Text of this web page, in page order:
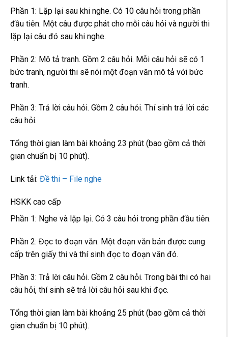
Phần 1: Lặp lại sau khi nghe. Có 10 câu hỏi trong phần
đầu tiên. Một câu được phát cho mỗi câu hỏi và người thi
lặp lại câu đó sau khi nghe.
Phần 2: Mô tả tranh. Gồm 2 câu hỏi. Mỗi câu hỏi sẽ có 1
bức tranh, người thi sẽ nói một đoạn văn mô tả với bức
tranh.
Phần 3: Trả lời câu hỏi. Gồm 2 câu hỏi. Thí sinh trả lời các
câu hỏi.
Tổng thời gian làm bài khoảng 23 phút (bao gồm cả thời
gian chuẩn bị 10 phút).
Link tải: Đề thi – File nghe
HSKK cao cấp
Phần 1: Nghe và lặp lại. Có 3 câu hỏi trong phần đầu tiên.
Phần 2: Đọc to đoạn văn. Một đoạn văn bản được cung
cấp trên giấy thi và thí sinh đọc to đoạn văn đó.
Phần 3: Trả lời câu hỏi. Gồm 2 câu hỏi. Trong bài thi có hai
câu hỏi, thí sinh sẽ trả lời câu hỏi sau khi đọc.
Tổng thời gian làm bài khoảng 25 phút (bao gồm cả thời
gian chuẩn bị 10 phút).